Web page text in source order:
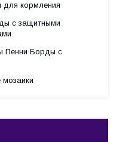
для кормления
с защитными
Пенни Борды с